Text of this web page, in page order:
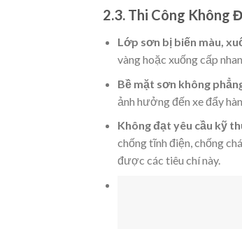
2.3. Thi Công Không
Lớp sơn bị biến màu,
vàng hoặc xuống cấp
Bề mặt sơn không
ảnh hưởng đến xe đẩy
Không đạt yêu cầu kỹ
chống tĩnh điện, chống
được các tiêu chí này.